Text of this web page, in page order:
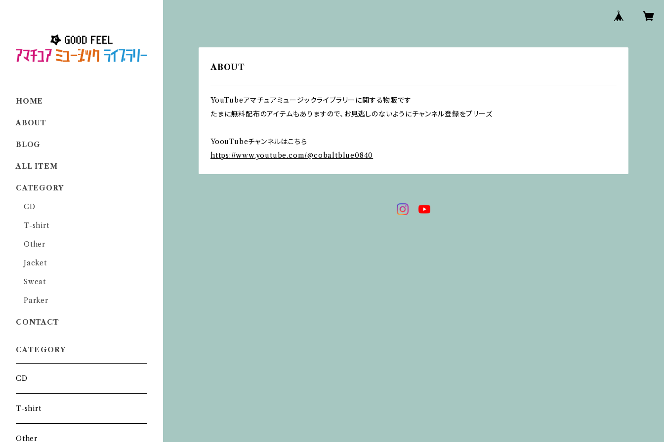
ABOUT
YouTubeアマチュアミュージックライブラリーに関する物販です
たまに無料配布のアイテムもありますので、お見逃しのないようにチャンネル登録をプリーズ
YoouTubeチャンネルはこちら
https://www.youtube.com/@cobaltblue0840
HOME
ABOUT
BLOG
ALL ITEM
CATEGORY
CD
T-shirt
Other
Jacket
Sweat
Parker
CONTACT
CATEGORY
CD
T-shirt
Other